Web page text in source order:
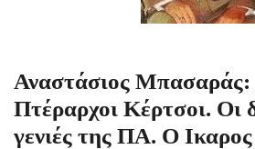
Αναστάσιος
Πτέραρχοι Κέρτσοι. Οι
γενιές της ΠΑ. Ο Ικαρος